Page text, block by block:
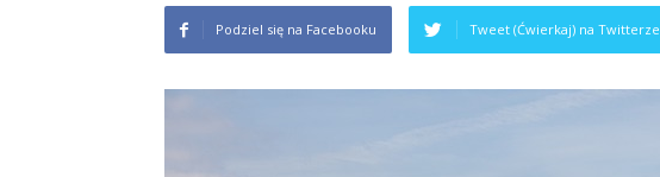
Podziel się na Facebooku Tweet (Ćwierkaj) na Twitterze